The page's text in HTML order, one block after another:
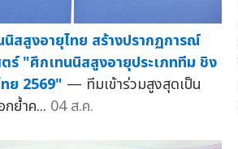
สสูงอายุไทย สร้างปรากฏการณ์
ร์ "ศึกเทนนิสสูงอายุประเภททีม ชิง
ย 2569" — ทีมเข้าร่วมสูงสุดเป็น
ย้ำค... 04 ส.ค.